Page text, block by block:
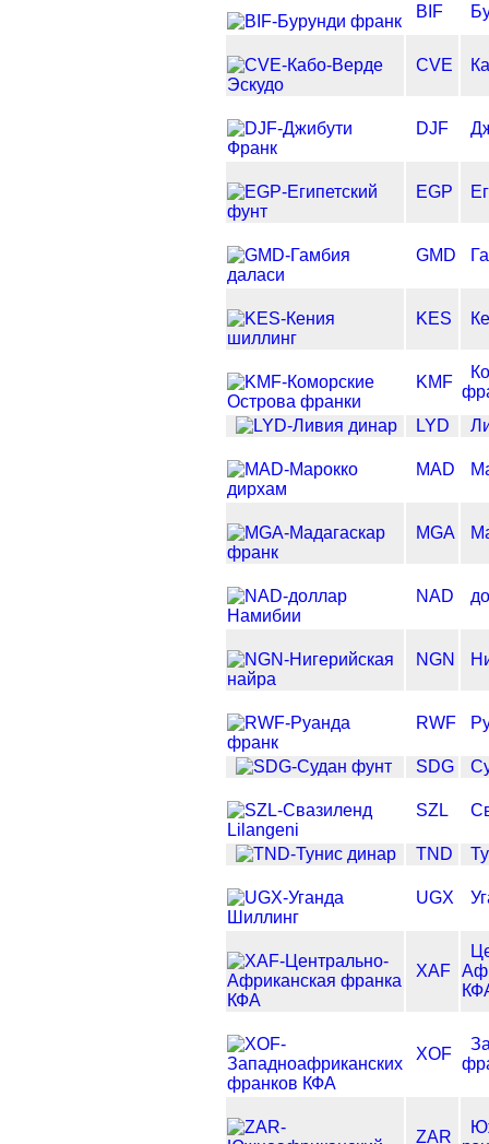
BIF
CVE
DJF
EGP
GMD
KES
KMF
LYD
MAD
MGA
NAD
NGN
RWF
SDG
SZL
TND
UGX
XAF
XOF
ZAR